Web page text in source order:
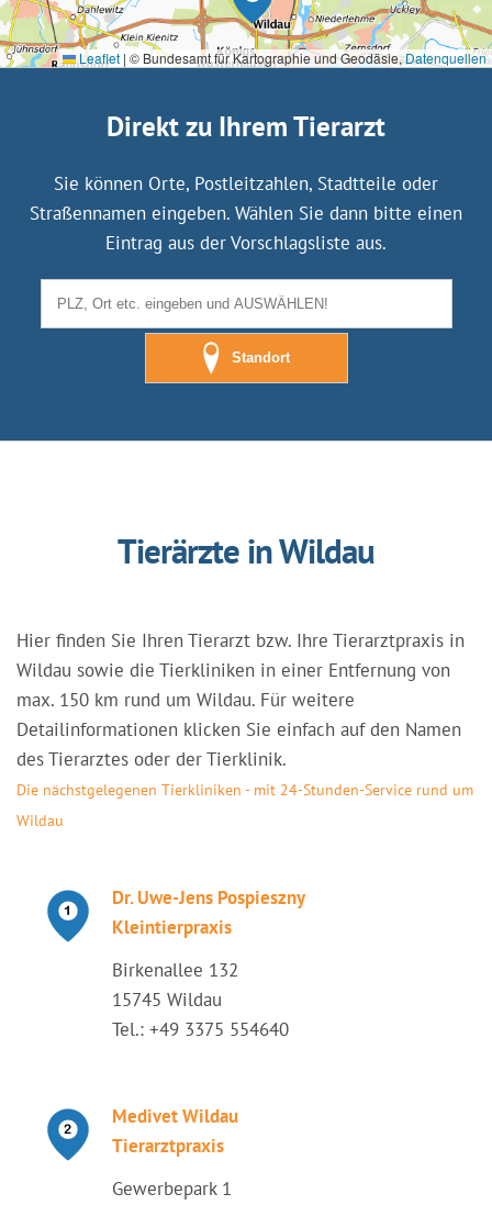
Leaflet | © Bundesamt für Kartographie und Geodäsie,Datenquellen
Direkt zu Ihrem Tierarzt
Sie können Orte, Postleitzahlen, Stadtteile oder
Straßennamen eingeben. Wählen Sie dann bitte einen
Eintrag aus der Vorschlagsliste aus.
Standort
Tierärzte in Wildau
Hier finden Sie Ihren Tierarzt bzw. Ihre Tierarztpraxis in
Wildau sowie die Tierkliniken in einer Entfernung von
max. 150 km rund um Wildau. Für weitere
Detailinformationen klicken Sie einfach auf den Namen
des Tierarztes oder der Tierklinik.
Die nächstgelegenen Tierkliniken - mit 24-Stunden-Service rund um
Wildau
Dr. Uwe-Jens Pospieszny
Kleintierpraxis
Birkenallee 132
15745 Wildau
Tel.: +49 3375 554640
Medivet Wildau
Tierarztpraxis
Gewerbepark 1